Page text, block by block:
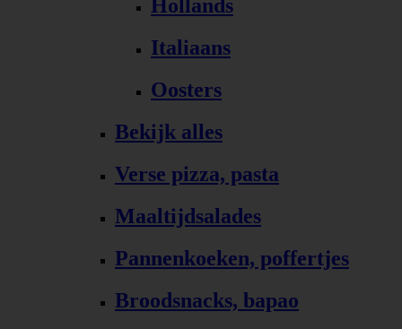
Hollands
Italiaans
Oosters
Bekijk alles
Verse pizza, pasta
Maaltijdsalades
Pannenkoeken, poffertjes
Broodsnacks, bapao